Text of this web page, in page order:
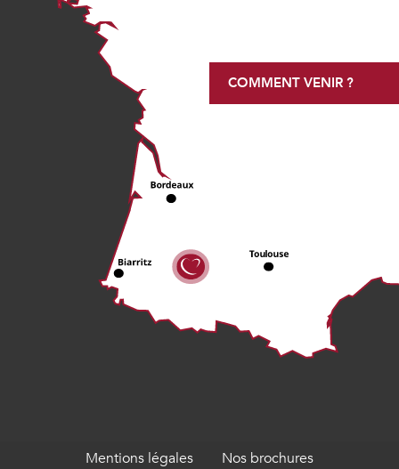
COMMENT VENIR ?
Mentions légales
Nos brochures